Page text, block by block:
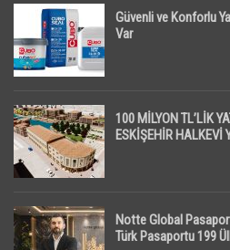
Güvenli ve Konforlu
Var
100 MİLYON TL’LİK
ESKİŞEHİR HALKEVİ
Notte Global
Türk Pasaportu 199